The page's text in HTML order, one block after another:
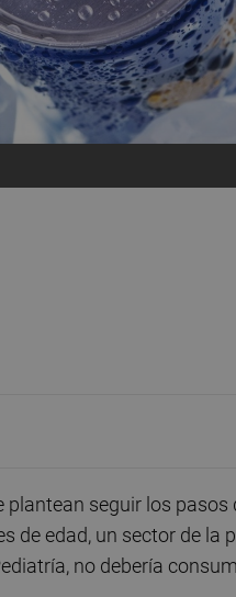
seguir los pasos
de edad, un sector de la
no debería